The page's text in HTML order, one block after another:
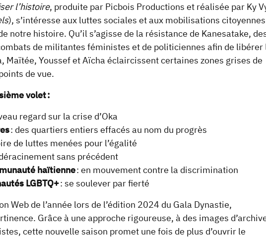
l’histoire, produite par Picbois Productions et réalisée par Ky
), s’intéresse aux luttes sociales et aux mobilisations citoyennes
notre histoire. Qu’il s’agisse de la résistance de Kanesatake,
de militantes féministes et de politiciennes afin de libérer
Maïtée, Youssef et Aïcha éclaircissent certaines zones grises de
de vue.
volet :
regard sur la crise d’Oka
: des quartiers entiers effacés au nom du progrès
de luttes menées pour l’égalité
sans précédent
haïtienne: en mouvement contre la discrimination
LGBTQ+: se soulever par fierté
Web de l’année lors de l’édition 2024 du Gala Dynastie,
Grâce à une approche rigoureuse, à des images
cette nouvelle saison promet une fois de plus d’ouvrir le